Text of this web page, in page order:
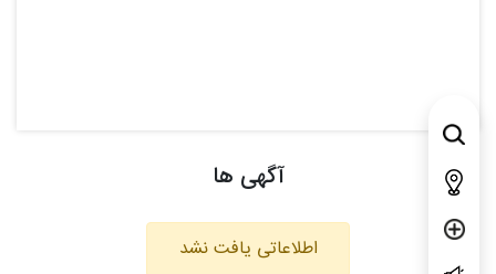
آگهی ها
اطلاعاتی یافت نشد